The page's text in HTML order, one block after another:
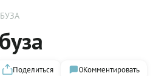
Поделиться 0Комментировать